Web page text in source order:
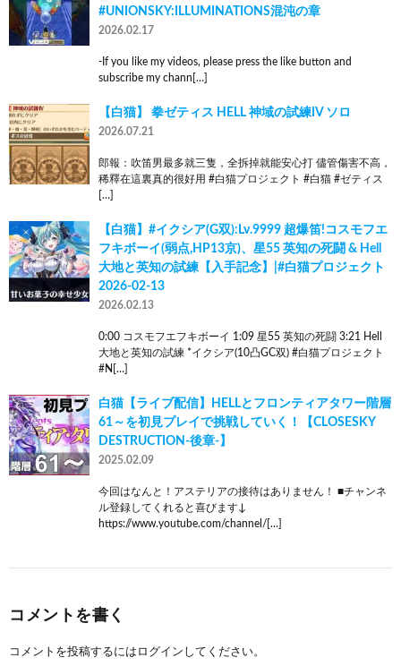
#UNIONSKY:ILLUMINATIONS混沌の章
2026.02.17
-If you like my videos, please press the like button and
subscribe my chann[…]
【白猫】 拳ゼティス HELL 神域の試練IV ソロ
2026.07.21
郎報：吹笛男最多就三隻，全拆掉就能安心打 儘管傷害不高，
稀釋在這裏真的很好用 #白猫プロジェクト #白猫 #ゼティス
[…]
【白猫】#イクシア(G双):Lv.9999 超爆笛!コスモフエ
フキボーイ(弱点,HP13京)、星55 英知の死闘 & Hell
大地と英知の試練【入手記念】|#白猫プロジェクト
2026-02-13
2026.02.13
0:00 コスモフエフキボーイ 1:09 星55 英知の死闘 3:21 Hell
大地と英知の試練 *イクシア(10凸GC双) #白猫プロジェクト
#N[…]
白猫【ライブ配信】HELLとフロンティアタワー階層
61～を初見プレイで挑戦していく！【CLOSESKY
DESTRUCTION-後章-】
2025.02.09
今回はなんと！アステリアの接待はありません！ ■チャンネ
ル登録してくれると喜びます↓
https://www.youtube.com/channel/[…]
コメントを書く
コメントを投稿するには ログイン してください。